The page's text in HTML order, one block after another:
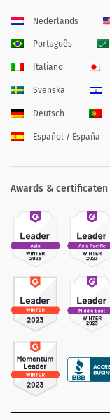
Nederlands
Português
Italiano
Svenska
Deutsch
Español / España
Awards & certificaten